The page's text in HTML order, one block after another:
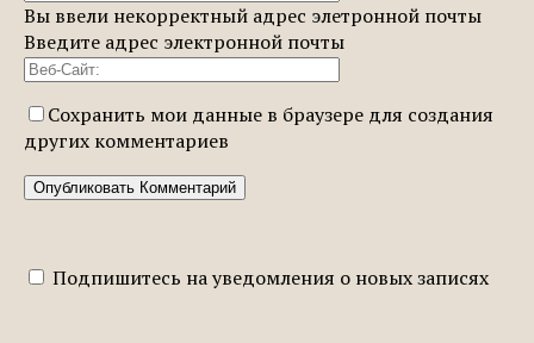
Вы ввели некорректный адрес элетронной почты
Введите адрес электронной почты
Сохранить мои данные в браузере для создания
других комментариев
Подпишитесь на уведомления о новых записях